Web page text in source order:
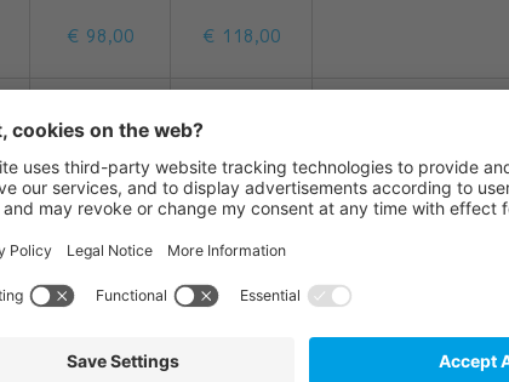
€ 98,00 € 118,00
€ 148,80 Prezzi